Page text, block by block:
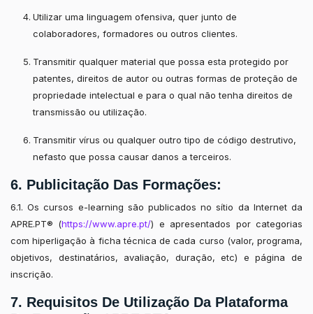
Utilizar uma linguagem ofensiva, quer junto de
colaboradores, formadores ou outros clientes.
Transmitir qualquer material que possa esta protegido por
patentes, direitos de autor ou outras formas de proteção de
propriedade intelectual e para o qual não tenha direitos de
transmissão ou utilização.
Transmitir vírus ou qualquer outro tipo de código destrutivo,
nefasto que possa causar danos a terceiros.
6. Publicitação Das Formações:
6.1. Os cursos e-learning são publicados no sítio da Internet da
APRE.PT® (https://www.apre.pt/) e apresentados por categorias
com hiperligação à ficha técnica de cada curso (valor, programa,
objetivos, destinatários, avaliação, duração, etc) e página de
inscrição.
7. Requisitos De Utilização Da Plataforma